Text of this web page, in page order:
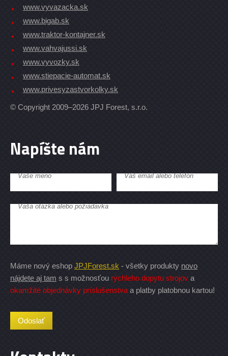
www.vyvazacka.sk
www.bigab.sk
www.traktor-kontajner.sk
www.vahvajussi.sk
www.vyvozky.sk
www.stiepacie-automat.sk
www.privesyzastvorkolky.sk
© Copyright 2009–2026 JPJ Forest, s.r.o.
Napíšte nám
Vaše meno Váš email alebo telefón
Vaša otázka alebo požiadavka
Máme nový eshop JPJForest.sk - všetky produkty novo
nájdete aj tam s s možnosťou rýchleho dopytu strojov a
okamžité objednávky príslušenstva a platby platobnou kartou!